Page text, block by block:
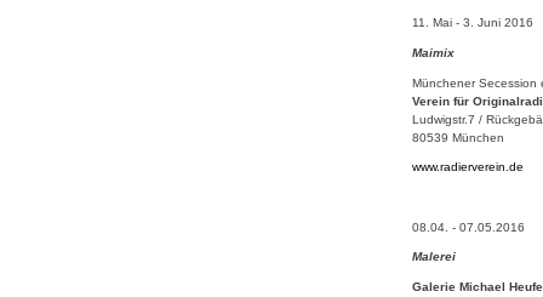
11. Mai - 3. Juni 2016
Maimix
Münchener Secession
Verein für
Ludwigstr.7 /
80539 München
www.radierverein.de
08.04. - 07.05.2016
Malerei
Galerie Michael